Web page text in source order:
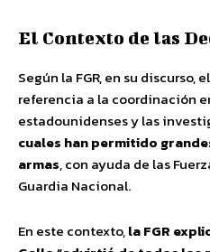
El Contexto de las
Según la FGR, en su discurso,
referencia a la coordinación
estadounidenses y las
cuales han permitido
armas, con ayuda de las
Guardia Nacional.
En este contexto,la FGR